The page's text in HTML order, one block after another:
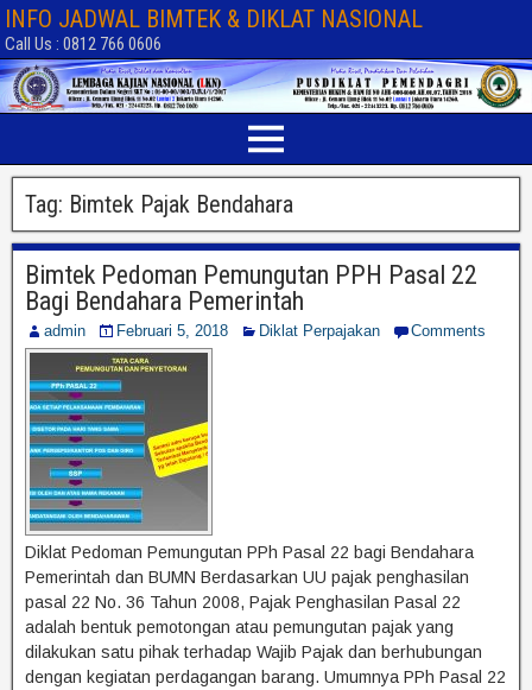
INFO JADWAL BIMTEK & DIKLAT NASIONAL
Call Us : 0812 766 0606
Tag: Bimtek Pajak Bendahara
Bimtek Pedoman Pemungutan PPH Pasal 22
Bagi Bendahara Pemerintah
admin Februari 5, 2018 Diklat Perpajakan Comments
Diklat Pedoman Pemungutan PPh Pasal 22 bagi Bendahara
Pemerintah dan BUMN Berdasarkan UU pajak penghasilan
pasal 22 No. 36 Tahun 2008, Pajak Penghasilan Pasal 22
adalah bentuk pemotongan atau pemungutan pajak yang
dilakukan satu pihak terhadap Wajib Pajak dan berhubungan
dengan kegiatan perdagangan barang. Umumnya PPh Pasal 22